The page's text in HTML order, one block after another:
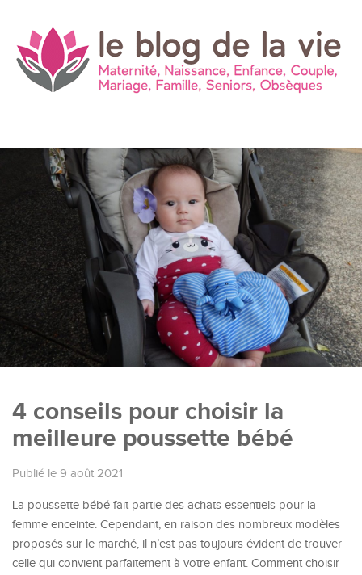
4 conseils pour choisir la
meilleure poussette bébé
Publié le 9 août 2021
La poussette bébé fait partie des achats essentiels pour la
femme enceinte. Cependant, en raison des nombreux modèles
proposés sur le marché, il n’est pas toujours évident de trouver
celle qui convient parfaitement à votre enfant. Comment choisir